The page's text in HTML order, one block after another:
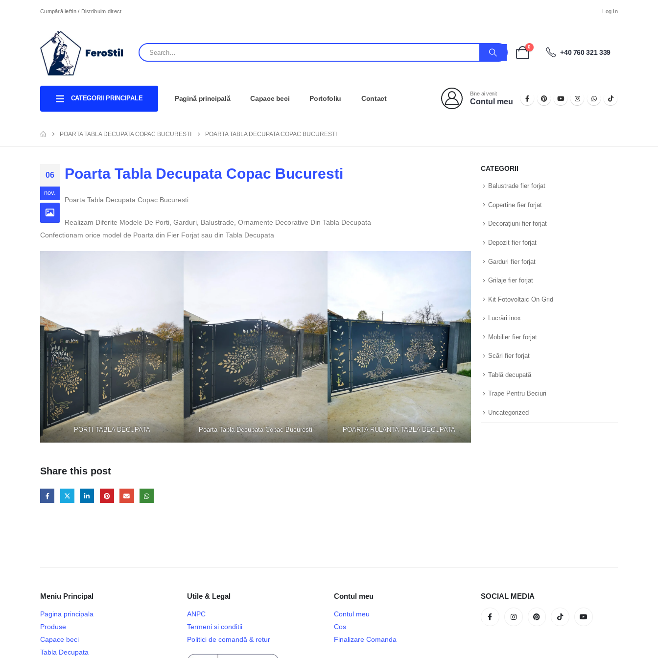
Cumpără ieftin / Distribuim direct Log In
0
+40 760 321 339
CATEGORII PRINCIPALE Pagină principală Capace beci Portofoliu Contact
Bine ai venit
Contul meu
POARTA TABLA DECUPATA COPAC BUCURESTI POARTA TABLA DECUPATA COPAC BUCURESTI
06
nov.
Poarta Tabla Decupata Copac Bucuresti
Poarta Tabla Decupata Copac Bucuresti
Realizam Diferite Modele De Porti, Garduri, Balustrade, Ornamente Decorative Din Tabla Decupata
Confectionam orice model de Poarta din Fier Forjat sau din Tabla Decupata
PORTI TABLA DECUPATA Poarta Tabla Decupata Copac Bucuresti POARTA RULANTA TABLA DECUPATA
Share this post
CATEGORII
Balustrade fier forjat
Copertine fier forjat
Decorațiuni fier forjat
Depozit fier forjat
Garduri fier forjat
Grilaje fier forjat
Kit Fotovoltaic On Grid
Lucrări inox
Mobilier fier forjat
Scări fier forjat
Tablă decupată
Trape Pentru Beciuri
Uncategorized
Meniu Principal
Pagina principala
Produse
Capace beci
Tabla Decupata
Utile & Legal
ANPC
Termeni si conditii
Politici de comandă & retur
Contul meu
Contul meu
Cos
Finalizare Comanda
SOCIAL MEDIA